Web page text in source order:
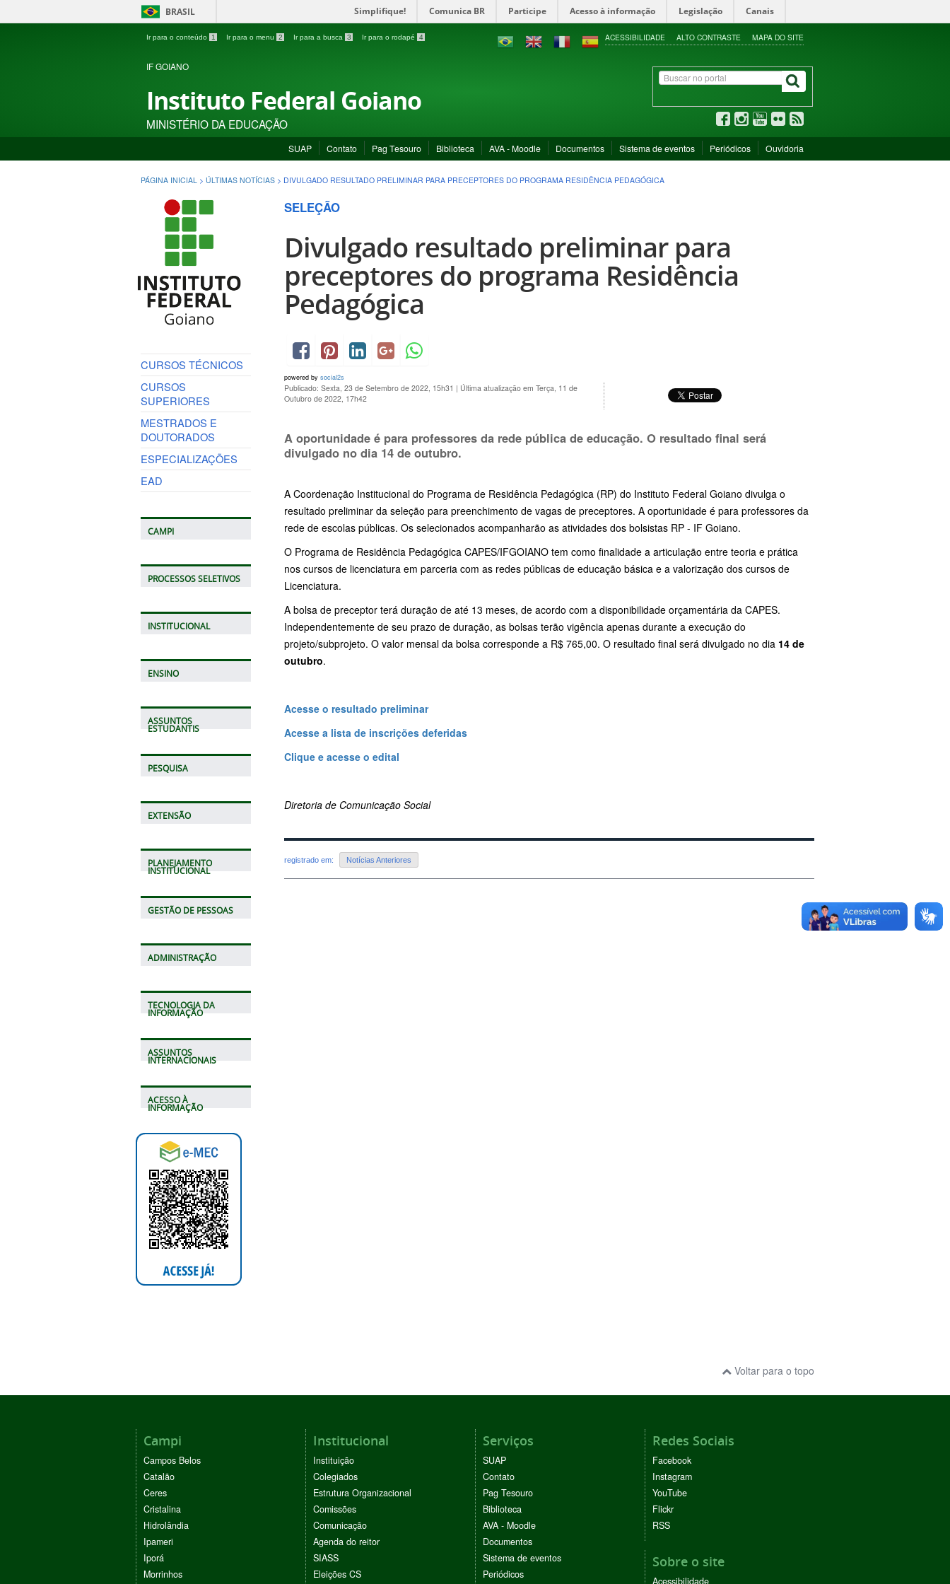
BRASIL Simplifique! Comunica BR Participe Acesso à informação Legislação Canais
Ir para o conteúdo 1 Ir para o menu 2 Ir para a busca 3 Ir para o rodapé 4 ACESSIBILIDADE ALTO CONTRASTE MAPA DO SITE
IF GOIANO
Instituto Federal Goiano
MINISTÉRIO DA EDUCAÇÃO
SUAP Contato Pag Tesouro Biblioteca AVA - Moodle Documentos Sistema de eventos Periódicos Ouvidoria
PÁGINA INICIAL > ÚLTIMAS NOTÍCIAS > DIVULGADO RESULTADO PRELIMINAR PARA PRECEPTORES DO PROGRAMA RESIDÊNCIA PEDAGÓGICA
CURSOS TÉCNICOS
CURSOS
SUPERIORES
MESTRADOS E
DOUTORADOS
ESPECIALIZAÇÕES
EAD
CAMPI
PROCESSOS SELETIVOS
INSTITUCIONAL
ENSINO
ASSUNTOS
ESTUDANTIS
PESQUISA
EXTENSÃO
PLANEJAMENTO
INSTITUCIONAL
GESTÃO DE PESSOAS
ADMINISTRAÇÃO
TECNOLOGIA DA
INFORMAÇÃO
ASSUNTOS
INTERNACIONAIS
ACESSO À
INFORMAÇÃO
SELEÇÃO
Divulgado resultado preliminar para
preceptores do programa Residência
Pedagógica
powered by social2s
Publicado: Sexta, 23 de Setembro de 2022, 15h31 | Última atualização em Terça, 11 de
Outubro de 2022, 17h42
A oportunidade é para professores da rede pública de educação. O resultado final será
divulgado no dia 14 de outubro.
A Coordenação Institucional do Programa de Residência Pedagógica (RP) do Instituto Federal Goiano divulga o
resultado preliminar da seleção para preenchimento de vagas de preceptores. A oportunidade é para professores da
rede de escolas públicas. Os selecionados acompanharão as atividades dos bolsistas RP - IF Goiano.
O Programa de Residência Pedagógica CAPES/IFGOIANO tem como finalidade a articulação entre teoria e prática
nos cursos de licenciatura em parceria com as redes públicas de educação básica e a valorização dos cursos de
Licenciatura.
A bolsa de preceptor terá duração de até 13 meses, de acordo com a disponibilidade orçamentária da CAPES.
Independentemente de seu prazo de duração, as bolsas terão vigência apenas durante a execução do
projeto/subprojeto. O valor mensal da bolsa corresponde a R$ 765,00. O resultado final será divulgado no dia 14 de
outubro.
Acesse o resultado preliminar
Acesse a lista de inscrições deferidas
Clique e acesse o edital
Diretoria de Comunicação Social
registrado em: Notícias Anteriores
Voltar para o topo
Campi
Campos Belos
Catalão
Ceres
Cristalina
Hidrolândia
Ipameri
Iporá
Morrinhos
Institucional
Instituição
Colegiados
Estrutura Organizacional
Comissões
Comunicação
Agenda do reitor
SIASS
Eleições CS
Serviços
SUAP
Contato
Pag Tesouro
Biblioteca
AVA - Moodle
Documentos
Sistema de eventos
Periódicos
Redes Sociais
Facebook
Instagram
YouTube
Flickr
RSS
Sobre o site